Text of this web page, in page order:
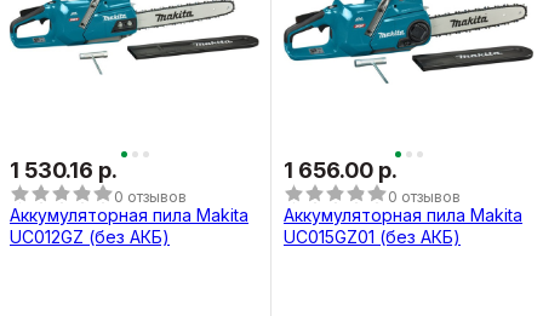
1 530.16 р.
0 отзывов
Аккумуляторная пила Makita
UC012GZ (без АКБ)
1 656.00 р.
0 отзывов
Аккумуляторная пила Makita
UC015GZ01 (без АКБ)